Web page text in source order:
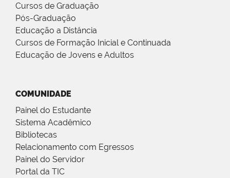
Cursos de Graduação
Pós-Graduação
Educação a Distância
Cursos de Formação Inicial e Continuada
Educação de Jovens e Adultos
COMUNIDADE
Painel do Estudante
Sistema Acadêmico
Bibliotecas
Relacionamento com Egressos
Painel do Servidor
Portal da TIC